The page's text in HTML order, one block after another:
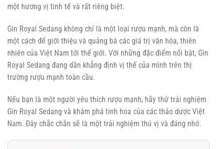
một hương vị tinh tế và rất riêng biệt.
Gin Royal Sedang không chỉ là một loại rượu mạnh, mà còn là
một cách để giới thiệu và quảng bá các giá trị văn hóa, thiên
nhiên của Việt Nam tới thế giới. Với những đặc điểm nổi bật, Gin
Royal Sedang đang dần khẳng định vị thế của mình trên thị
trường rượu mạnh toàn cầu.
Nếu bạn là một người yêu thích rượu mạnh, hãy thử trải nghiệm
Gin Royal Sedang và khám phá tinh hoa của các thảo dược Việt
Nam. Đây chắc chắn sẽ là một trải nghiệm thú vị và đáng nhớ.